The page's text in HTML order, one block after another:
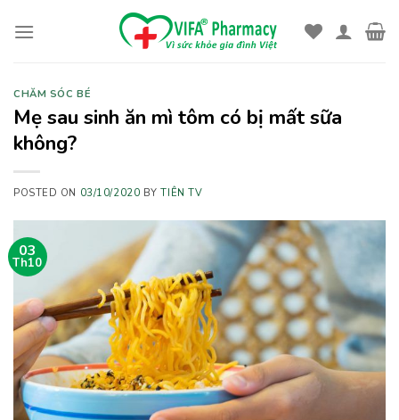
CHĂM SÓC BÉ
Mẹ sau sinh ăn mì tôm có bị mất sữa
không?
POSTED ON 03/10/2020 BYTIÊN TV
03
Th10